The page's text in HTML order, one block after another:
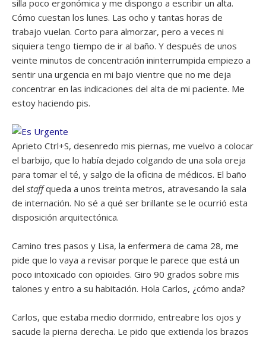
silla poco ergonómica y me dispongo a escribir un alta.
Cómo cuestan los lunes. Las ocho y tantas horas de
trabajo vuelan. Corto para almorzar, pero a veces ni
siquiera tengo tiempo de ir al baño. Y después de unos
veinte minutos de concentración ininterrumpida empiezo a
sentir una urgencia en mi bajo vientre que no me deja
concentrar en las indicaciones del alta de mi paciente. Me
estoy haciendo pis.
Aprieto Ctrl+S, desenredo mis piernas, me vuelvo a colocar
el barbijo, que lo había dejado colgando de una sola oreja
para tomar el té, y salgo de la oficina de médicos. El baño
del staffqueda a unos treinta metros, atravesando la sala
de internación. No sé a qué ser brillante se le ocurrió esta
disposición arquitectónica.
Camino tres pasos y Lisa, la enfermera de cama 28, me
pide que lo vaya a revisar porque le parece que está un
poco intoxicado con opioides. Giro 90 grados sobre mis
talones y entro a su habitación. Hola Carlos, ¿cómo anda?
Carlos, que estaba medio dormido, entreabre los ojos y
sacude la pierna derecha. Le pido que extienda los brazos